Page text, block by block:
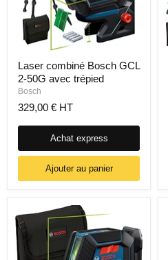
Laser combiné Bosch GCL
2-50G avec trépied
Bosch
329,00 € HT
Achat express
Ajouter au panier